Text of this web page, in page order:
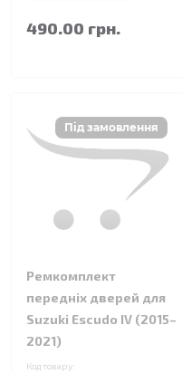
490.00 грн.
Ремкомплект
передніх дверей для
Suzuki Escudo IV (2015–
2021)
Код товару: